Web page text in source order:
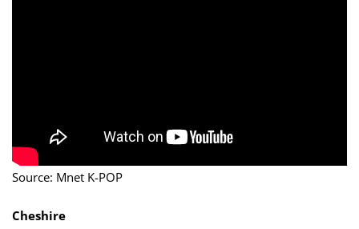
Source: Mnet K-POP
Cheshire